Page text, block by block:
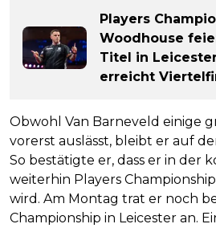
Players
Woodhouse
Titel in
erreicht
Obwohl Van Barneveld einige
vorerst auslässt, bleibt er auf
So bestätigte er, dass er in der
weiterhin Players
wird. Am Montag trat er noch
Championship in Leicester an.